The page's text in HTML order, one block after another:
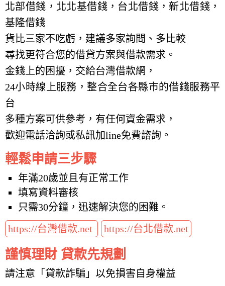
北部借錢，北北基借錢，台北借錢，新北借錢，
基隆借錢
貨比三家不吃虧，建議多家詢問、多比較
尋找更符合您的借貸方案與借款需求。
金錢上的困擾，交給台灣借款網，
24小時線上服務，整合全台各縣市的借錢服務平
台
多種方案可供參考，有任何資金需求，
歡迎電話洽詢或私訊加line免費諮詢。
輕鬆申請三步驟
年滿20歲並且有正常工作
填寫資料審核
只需30分鐘，迅速解決您的困難。
https://台灣借款.net
https://台北借款.net
謹慎理財 貸款先規劃
請注意「貸款詐騙」以免損害自身權益